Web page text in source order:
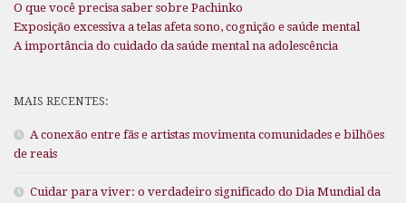
O que você precisa saber sobre Pachinko
Exposição excessiva a telas afeta sono, cognição e saúde mental
A importância do cuidado da saúde mental na adolescência
MAIS RECENTES:
A conexão entre fãs e artistas movimenta comunidades e bilhões
de reais
Cuidar para viver: o verdadeiro significado do Dia Mundial da